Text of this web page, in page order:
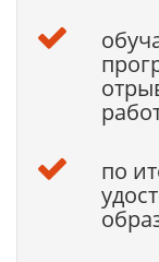
по